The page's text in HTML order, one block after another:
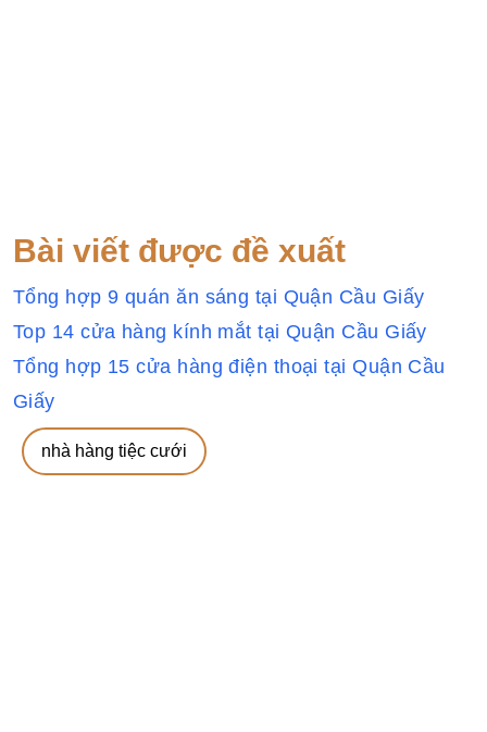
Bài viết được đề xuất
Tổng hợp 9 quán ăn sáng tại Quận Cầu Giấy
Top 14 cửa hàng kính mắt tại Quận Cầu Giấy
Tổng hợp 15 cửa hàng điện thoại tại Quận Cầu
Giấy
nhà hàng tiệc cưới